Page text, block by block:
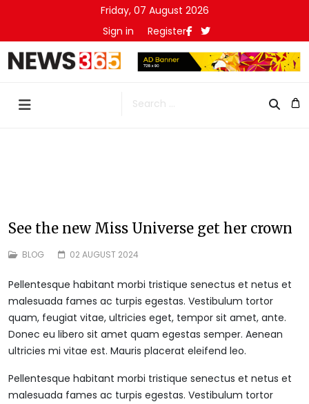
Friday, 07 August 2026
Sign in
Register
Search
See the new Miss Universe get her crown
BLOG 02 AUGUST 2024
Pellentesque habitant morbi tristique senectus et netus et
malesuada fames ac turpis egestas. Vestibulum tortor
quam, feugiat vitae, ultricies eget, tempor sit amet, ante.
Donec eu libero sit amet quam egestas semper. Aenean
ultricies mi vitae est. Mauris placerat eleifend leo.
Pellentesque habitant morbi tristique senectus et netus et
malesuada fames ac turpis egestas. Vestibulum tortor